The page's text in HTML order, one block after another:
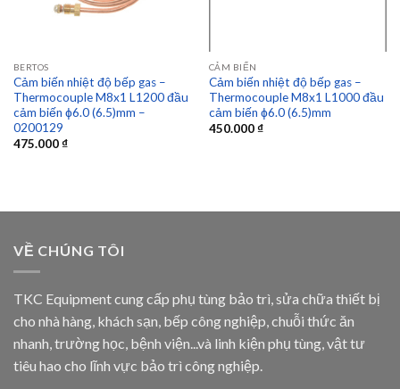
BERTOS
Cảm biến nhiệt độ bếp gas –
Thermocouple M8x1 L1200 đầu
cảm biến ɸ6.0 (6.5)mm –
0200129
475.000₫
CẢM BIẾN
Cảm biến nhiệt độ bếp gas –
Thermocouple M8x1 L1000 đầu
cảm biến ɸ6.0 (6.5)mm
450.000₫
VỀ CHÚNG TÔI
TKC Equipment cung cấp phụ tùng bảo trì, sửa chữa thiết bị
cho nhà hàng, khách sạn, bếp công nghiệp, chuỗi thức ăn
nhanh, trường học, bệnh viện...và linh kiện phụ tùng, vật tư
tiêu hao cho lĩnh vực bảo trì công nghiệp.